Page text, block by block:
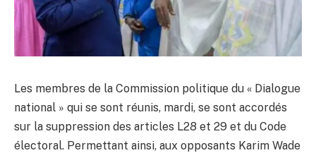
Les membres de la Commission politique du « Dialogue
national » qui se sont réunis, mardi, se sont accordés
sur la suppression des articles L28 et 29 et du Code
électoral. Permettant ainsi, aux opposants Karim Wade